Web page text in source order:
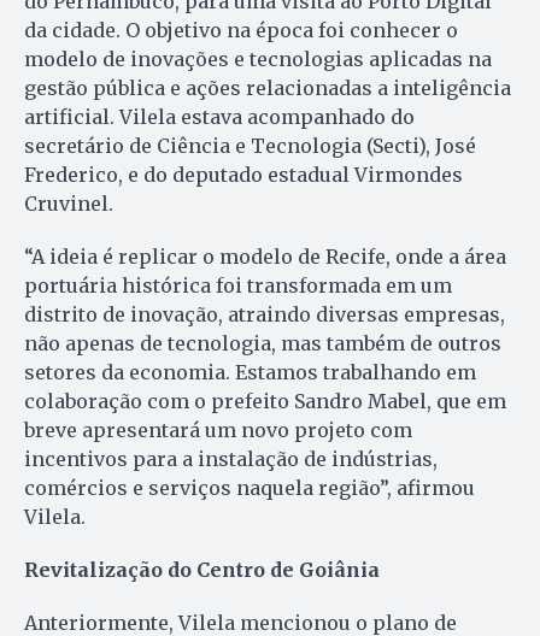
da cidade. O objetivo na época foi conhecer o
modelo de inovações e tecnologias aplicadas na
gestão pública e ações relacionadas a inteligência
artificial. Vilela estava acompanhado do
secretário de Ciência e Tecnologia (Secti), José
Frederico, e do deputado estadual Virmondes
Cruvinel.
“A ideia é replicar o modelo de Recife, onde a área
portuária histórica foi transformada em um
distrito de inovação, atraindo diversas empresas,
não apenas de tecnologia, mas também de outros
setores da economia. Estamos trabalhando em
colaboração com o prefeito Sandro Mabel, que em
breve apresentará um novo projeto com
incentivos para a instalação de indústrias,
comércios e serviços naquela região”, afirmou
Vilela.
Revitalização do Centro de Goiânia
Anteriormente, Vilela mencionou o plano de